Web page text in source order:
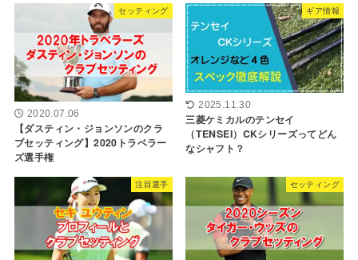
セッティング
2020.07.06
【ダスティン・ジョンソンのクラ
ブセッティング】2020トラベラー
ズ選手権
ギア情報
2025.11.30
三菱ケミカルのテンセイ
（TENSEI）CKシリーズってどん
なシャフト？
注目選手 セッティング